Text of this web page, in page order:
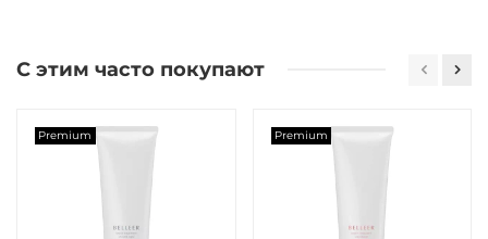
С этим часто покупают
Premium Premium